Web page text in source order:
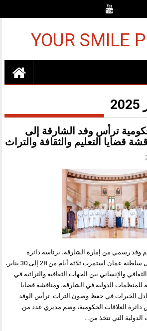
YOUR SMILE
ترأس وفد الشارقة إلى
قضايا التعليم والثقافة والتراث
31 يناير 2025 اختتم وفد رسمي من إمارة الشارقة، برئاسة دائرة
العلاقات الحكومية، زيارة إلى سلطنة عمان استمرت ثلاثة أيام من 28 إلى 30 يناير،
والإنساني بين الجهات الثقافية والتراثية في
للمنظمات الدولية في الشارقة، ومناقشة قضايا
الخبرات في حفظ وصون التراث. ترأس الوفد
دائرة العلاقات الحكومية، وضم مديري عدد من
الدولية التي تتخذ من…